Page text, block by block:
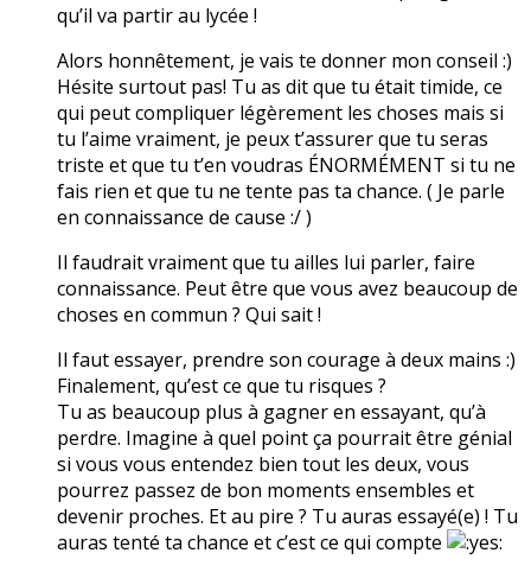
qu’il va partir au lycée !
Alors honnêtement, je vais te donner mon conseil :)
Hésite surtout pas! Tu as dit que tu était timide, ce
qui peut compliquer légèrement les choses mais si
tu l’aime vraiment, je peux t’assurer que tu seras
triste et que tu t’en voudras ÉNORMÉMENT si tu ne
fais rien et que tu ne tente pas ta chance. ( Je parle
en connaissance de cause :/ )
Il faudrait vraiment que tu ailles lui parler, faire
connaissance. Peut être que vous avez beaucoup de
choses en commun ? Qui sait !
Il faut essayer, prendre son courage à deux mains :)
Finalement, qu’est ce que tu risques ?
Tu as beaucoup plus à gagner en essayant, qu’à
perdre. Imagine à quel point ça pourrait être génial
si vous vous entendez bien tout les deux, vous
pourrez passez de bon moments ensembles et
devenir proches. Et au pire ? Tu auras essayé(e) ! Tu
auras tenté ta chance et c’est ce qui compte